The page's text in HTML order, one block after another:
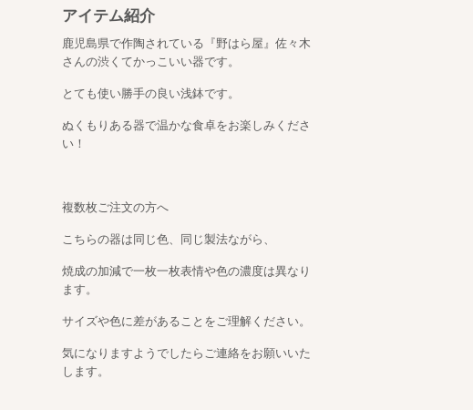
アイテム紹介
鹿児島県で作陶されている『野はら屋』佐々木
さんの渋くてかっこいい器です。
とても使い勝手の良い浅鉢です。
ぬくもりある器で温かな食卓をお楽しみくださ
い！
複数枚ご注文の方へ
こちらの器は同じ色、同じ製法ながら、
焼成の加減で一枚一枚表情や色の濃度は異なり
ます。
サイズや色に差があることをご理解ください。
気になりますようでしたらご連絡をお願いいた
します。